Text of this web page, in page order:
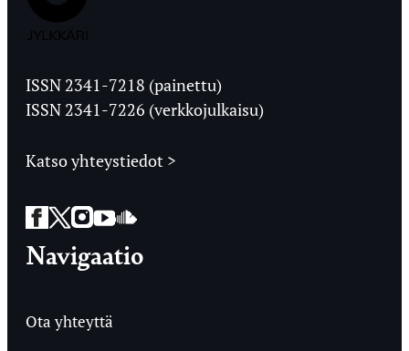
Ylioppilaslehti
ISSN 2341-7218 (painettu)
ISSN 2341-7226 (verkkojulkaisu)
Katso yhteystiedot >
Facebook
Twitter
Instagram
YouTube
SoundCloud
Navigaatio
Ota yhteyttä